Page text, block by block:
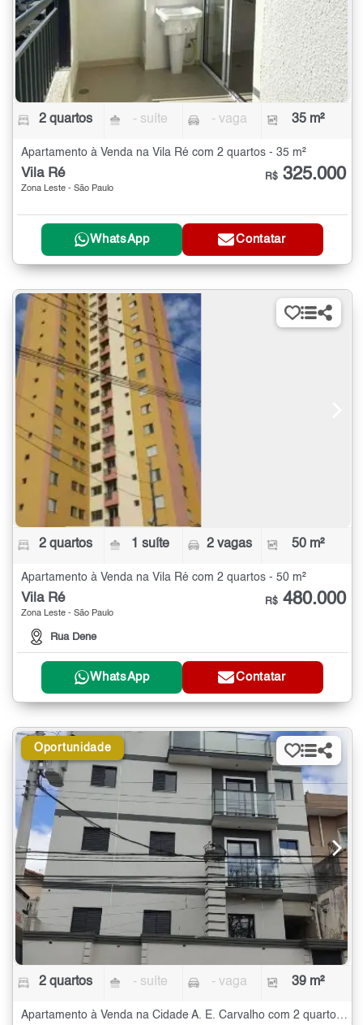
2 quartos - suíte - vaga 35 m²
Apartamento à Venda na Vila Ré com 2 quartos - 35 m²
Vila Ré
Zona Leste - São Paulo
R$ 325.000
WhatsApp Contatar
2 quartos 1 suíte 2 vagas 50 m²
Apartamento à Venda na Vila Ré com 2 quartos - 50 m²
Vila Ré
Zona Leste - São Paulo
Rua Dene
R$ 480.000
WhatsApp Contatar
Oportunidade
2 quartos - suíte - vaga 39 m²